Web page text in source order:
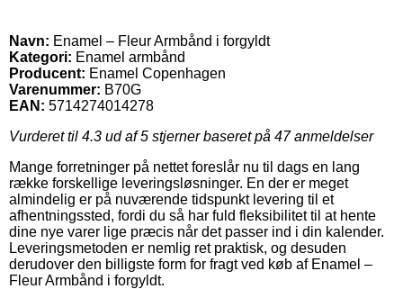
Navn: Enamel – Fleur Armbånd i forgyldt
Kategori: Enamel armbånd
Producent: Enamel Copenhagen
Varenummer: B70G
EAN: 5714274014278
Vurderet til 4.3 ud af 5 stjerner baseret på 47anmeldelser
Mange forretninger på nettet foreslår nu til dags en lang
række forskellige leveringsløsninger. En der er meget
almindelig er på nuværende tidspunkt levering til et
afhentningssted, fordi du så har fuld fleksibilitet til at hente
dine nye varer lige præcis når det passer ind i din kalender.
Leveringsmetoden er nemlig ret praktisk, og desuden
derudover den billigste form for fragt ved køb af Enamel –
Fleur Armbånd i forgyldt.